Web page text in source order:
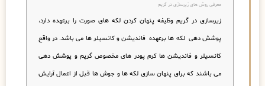
معرفی روش های زیرسازی در گریم
زیرسازی در گریم وظیفه پنهان کردن لکه های صورت را برعهده دارد،
پوشش دهی لکه ها برعهده فاندیشن و کانسیلر ها می باشد. در واقع
کانسیلر و فاندیشن ها کرم پودر های مخصوص گریم و پوشش دهی
می باشند که برای پنهان سازی لکه ها و جوش ها قبل از اعمال آرایش